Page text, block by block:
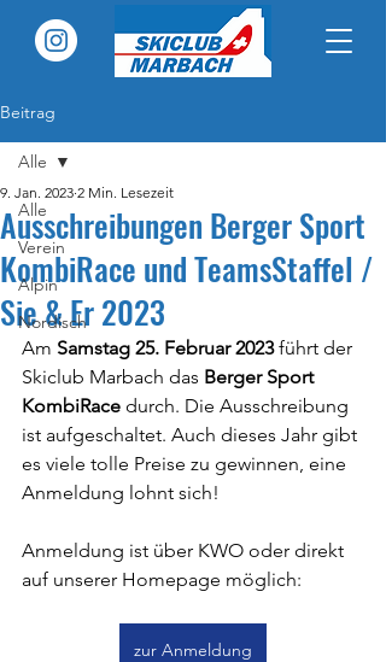
Beitrag
Alle
Verein
Alpin
Nordisch
Alle
Ausschreibungen Berger Sport
KombiRace und TeamsStaffel /
Sie & Er 2023
9. Jan. 2023 2 Min. Lesezeit
Am Samstag 25. Februar 2023 führt der
Skiclub Marbach das Berger Sport
KombiRace durch. Die Ausschreibung
ist aufgeschaltet. Auch dieses Jahr gibt
es viele tolle Preise zu gewinnen, eine
Anmeldung lohnt sich!
Anmeldung ist über KWO oder direkt
auf unserer Homepage möglich:
zur Anmeldung